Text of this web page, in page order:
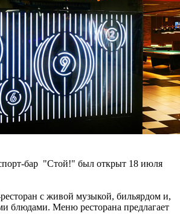
бар "Стой!" был открыт 18 июля
с живой музыкой, бильярдом и,
блюдами. Меню ресторана предлагает